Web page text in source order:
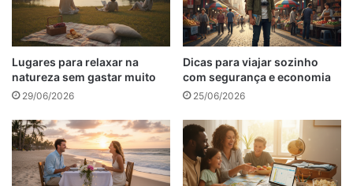
Lugares para relaxar na
natureza sem gastar muito
29/06/2026
Dicas para viajar sozinho
com segurança e economia
25/06/2026